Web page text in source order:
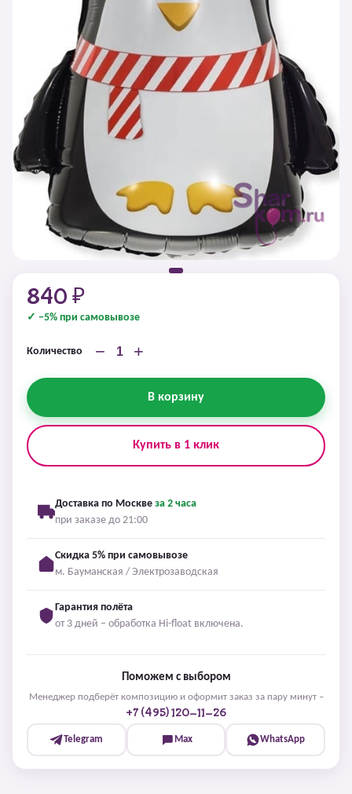
840 ₽
✓ −5% при самовывозе
Количество − +
В корзину
Купить в 1 клик
Доставка по Москве за 2 часа
при заказе до 21:00
Скидка 5% при самовывозе
м. Бауманская / Электрозаводская
Гарантия полёта
от 3 дней – обработка Hi-float включена.
Поможем с выбором
Менеджер подберёт композицию и оформит заказ за пару минут –
+7 (495) 120-11-26
Telegram Max WhatsApp